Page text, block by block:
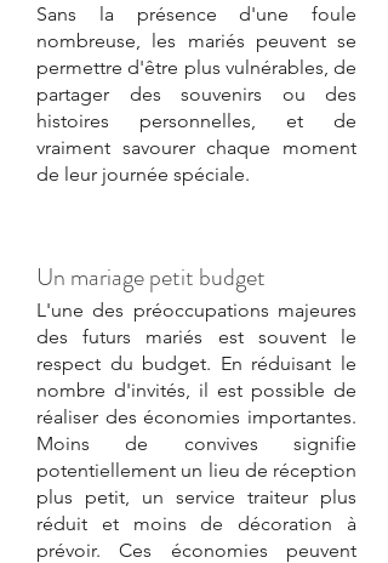
Sans la présence d'une foule
nombreuse, les mariés peuvent se
permettre d'être plus vulnérables, de
partager des souvenirs ou des
histoires personnelles, et de
vraiment savourer chaque moment
de leur journée spéciale.
Un mariage petit budget
L'une des préoccupations majeures
des futurs mariés est souvent le
respect du budget. En réduisant le
nombre d'invités, il est possible de
réaliser des économies importantes.
Moins de convives signifie
potentiellement un lieu de réception
plus petit, un service traiteur plus
réduit et moins de décoration à
prévoir. Ces économies peuvent